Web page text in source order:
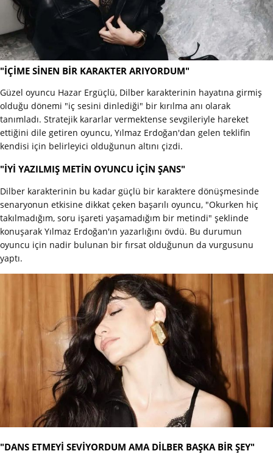
"İÇİME SİNEN BİR KARAKTER ARIYORDUM"
Güzel oyuncu Hazar Ergüçlü, Dilber karakterinin hayatına girmiş
olduğu dönemi "iç sesini dinlediği" bir kırılma anı olarak
tanımladı. Stratejik kararlar vermektense sevgileriyle hareket
ettiğini dile getiren oyuncu, Yılmaz Erdoğan'dan gelen teklifin
kendisi için belirleyici olduğunun altını çizdi.
"İYİ YAZILMIŞ METİN OYUNCU İÇİN ŞANS"
Dilber karakterinin bu kadar güçlü bir karaktere dönüşmesinde
senaryonun etkisine dikkat çeken başarılı oyuncu, "Okurken hiç
takılmadığım, soru işareti yaşamadığım bir metindi" şeklinde
konuşarak Yılmaz Erdoğan'ın yazarlığını övdü. Bu durumun
oyuncu için nadir bulunan bir fırsat olduğunun da vurgusunu
yaptı.
"DANS ETMEYİ SEVİYORDUM AMA DİLBER BAŞKA BİR ŞEY"